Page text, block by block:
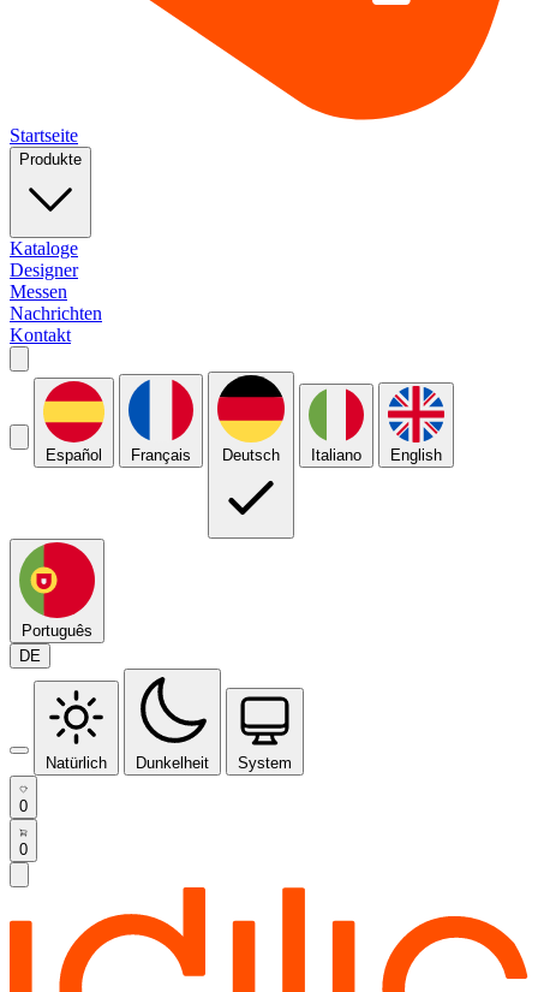
Startseite
Produkte
Kataloge
Designer
Messen
Nachrichten
Kontakt
Español Français Deutsch Italiano English
Português
DE
Natürlich Dunkelheit System
0
0